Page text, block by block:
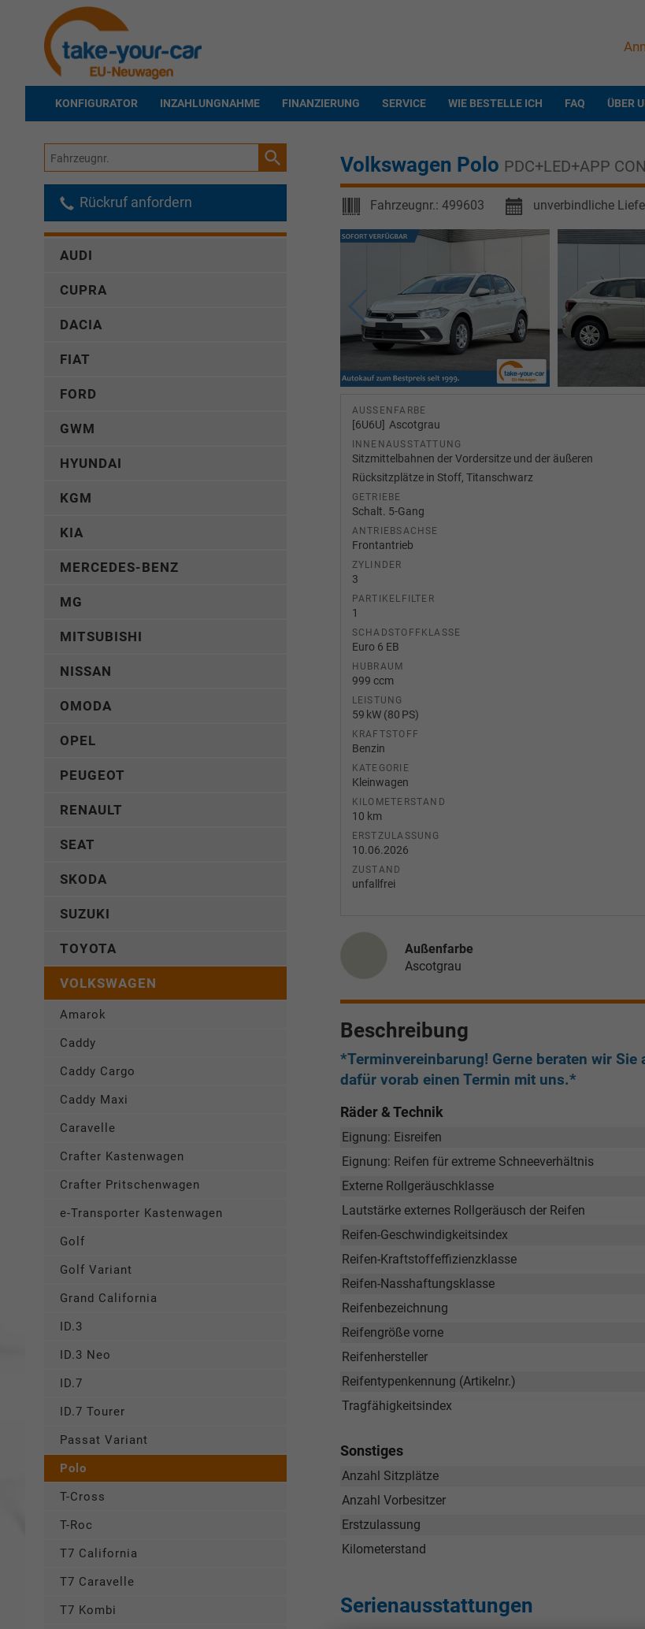
KONFIGURATOR INZAHLUNGNAHME FINANZIERUNG SERVICE WIE BESTELLE ICH FAQ ÜBER
Volkswagen Polo PDC+LED+APP
Fahrzeugnr.: 499603 unverbindliche
AUSSENFARBE
6U6U Ascotgrau
INNENAUSSTATTUNG
Sitzmittelbahnen der Vordersitze und der äußeren
Rücksitzplätze in Stoff, Titanschwarz
GETRIEBE
Schalt. 5-Gang
ANTRIEBSACHSE
Frontantrieb
ZYLINDER
3
PARTIKELFILTER
1
SCHADSTOFFKLASSE
Euro 6 EB
HUBRAUM
999 ccm
LEISTUNG
59 kW (80 PS)
KRAFTSTOFF
Benzin
KATEGORIE
Kleinwagen
KILOMETERSTAND
10 km
ERSTZULASSUNG
10.06.2026
ZUSTAND
unfallfrei
Außenfarbe
Ascotgrau
Beschreibung
*Terminvereinbarung! Gerne beraten wir
dafür vorab einen Termin mit uns.*
Räder & Technik
Eignung: Eisreifen
Eignung: Reifen für extreme Schneeverhältnis
Externe Rollgeräuschklasse
Lautstärke externes Rollgeräusch der Reifen
Reifen-Geschwindigkeitsindex
Reifen-Kraftstoffeffizienzklasse
Reifen-Nasshaftungsklasse
Reifenbezeichnung
Reifengröße vorne
Reifenhersteller
Reifentypenkennung (Artikelnr.)
Tragfähigkeitsindex
Sonstiges
Anzahl Sitzplätze
Anzahl Vorbesitzer
Erstzulassung
Kilometerstand
Serienausstattungen
Fahrzeugnr.
Rückruf anfordern
AUDI
CUPRA
DACIA
FIAT
FORD
GWM
HYUNDAI
KGM
KIA
MERCEDES-BENZ
MG
MITSUBISHI
NISSAN
OMODA
OPEL
PEUGEOT
RENAULT
SEAT
SKODA
SUZUKI
TOYOTA
VOLKSWAGEN
Amarok
Caddy
Caddy Cargo
Caddy Maxi
Caravelle
Crafter Kastenwagen
Crafter Pritschenwagen
e-Transporter Kastenwagen
Golf
Golf Variant
Grand California
ID.3
ID.3 Neo
ID.7
ID.7 Tourer
Passat Variant
Polo
T-Cross
T-Roc
T7 California
T7 Caravelle
T7 Kombi